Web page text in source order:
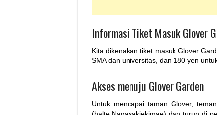
Informasi Tiket Masuk Glover
Kita dikenakan tiket masuk Glover
SMA dan universitas, dan 180 yen
Akses menuju Glover Garden
Untuk mencapai taman Glover,